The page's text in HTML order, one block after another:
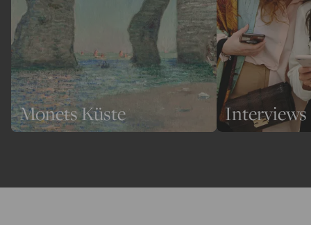
Monets Küste Interviews